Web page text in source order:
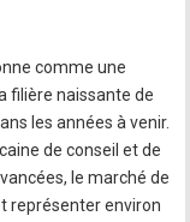
comme une
filière naissante de
les années à venir.
de conseil et de
le marché de
représenter environ